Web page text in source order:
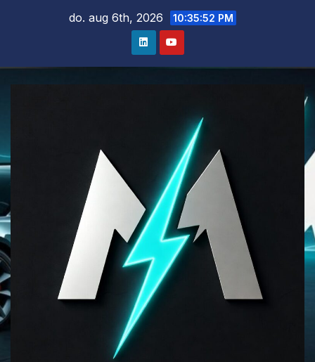
do. aug 6th, 2026 10:35:53 PM